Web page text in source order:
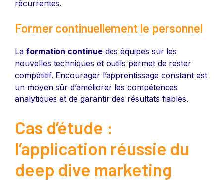
récurrentes.
Former continuellement le personnel
La formation continue des équipes sur les
nouvelles techniques et outils permet de rester
compétitif. Encourager l’apprentissage constant est
un moyen sûr d’améliorer les compétences
analytiques et de garantir des résultats fiables.
Cas d’étude :
l’application réussie du
deep dive marketing